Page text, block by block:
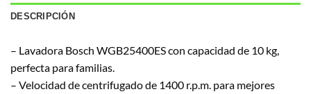
DESCRIPCIÓN
– Lavadora Bosch WGB25400ES con capacidad de 10 kg,
perfecta para familias.
– Velocidad de centrifugado de 1400 r.p.m. para mejores